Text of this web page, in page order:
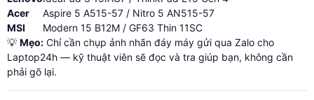
Acer
Aspire 5 A515-57 / Nitro 5 AN515-57
MSI
Modern 15 B12M / GF63 Thin 11SC
💡 Mẹo: Chỉ cần chụp ảnh nhãn đáy máy gửi qua Zalo cho
Laptop24h — kỹ thuật viên sẽ đọc và tra giúp bạn, không cần
phải gõ lại.